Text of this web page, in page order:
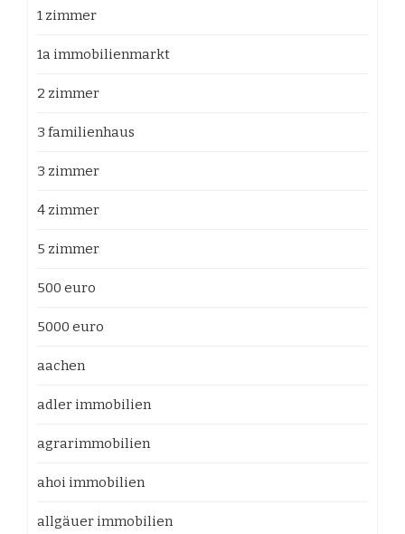
1 zimmer
1a immobilienmarkt
2 zimmer
3 familienhaus
3 zimmer
4 zimmer
5 zimmer
500 euro
5000 euro
aachen
adler immobilien
agrarimmobilien
ahoi immobilien
allgäuer immobilien